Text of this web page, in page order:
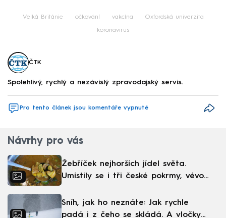
Velká Británie očkování vakcína Oxfordská univerzita
koronavirus
ČTK
Spolehlivý, rychlý a nezávislý zpravodajský servis.
Pro tento článek jsou komentáře vypnuté
Návrhy pro vás
Žebříček nejhorších jídel světa.
Umístily se i tři české pokrmy, vévodí
Sníh, jak ho neznáte: Jak rychle
padá i z čeho se skládá. A vločky